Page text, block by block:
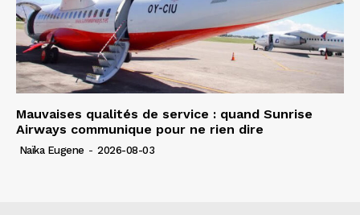
Mauvaises qualités de service : quand Sunrise
Airways communique pour ne rien dire
Naïka Eugene - 2026-08-03